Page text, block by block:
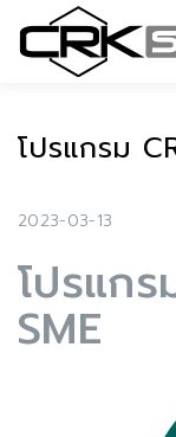
โปรแกรม
2023-03-13
โปรแก
SME